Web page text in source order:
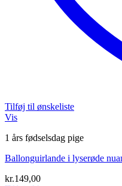
Tilføj til ønskeliste
Vis
1 års fødselsdag pige
Ballonguirlande i lyserøde
kr.149,00